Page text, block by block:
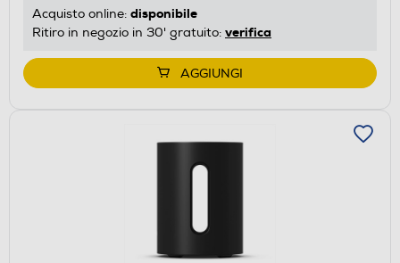
Acquisto online: disponibile
Ritiro in negozio in 30' gratuito: verifica
AGGIUNGI